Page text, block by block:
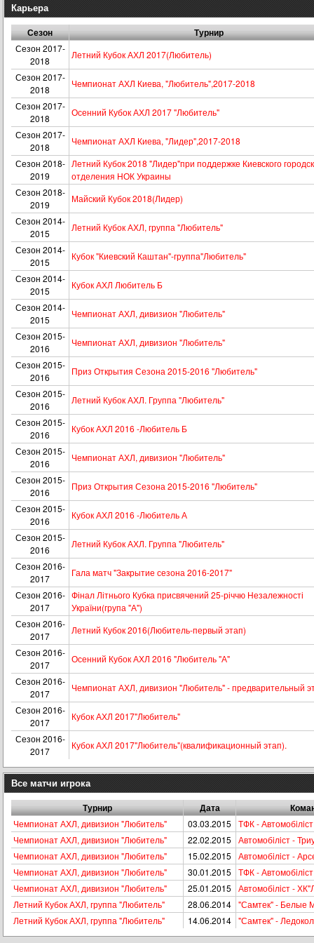
Карьера
Сезон Турнир
Сезон 2017-
2018
Летний Кубок АХЛ 2017(Любитель)
Сезон 2017-
2018
Чемпионат АХЛ Киева, "Любитель",2017-2018
Сезон 2017-
2018
Осенний Кубок АХЛ 2017 "Любитель"
Сезон 2017-
2018
Чемпионат АХЛ Киева, "Лидер",2017-2018
Сезон 2018-
2019
Летний Кубок 2018 "Лидер"при поддержке Киевского
отделения НОК Украины
Сезон 2018-
2019
Майский Кубок 2018(Лидер)
Сезон 2014-
2015
Летний Кубок АХЛ, группа "Любитель"
Сезон 2014-
2015
Кубок "Киевский Каштан"-группа"Любитель"
Сезон 2014-
2015
Кубок АХЛ Любитель Б
Сезон 2014-
2015
Чемпионат АХЛ, дивизион "Любитель"
Сезон 2015-
2016
Чемпионат АХЛ, дивизион "Любитель"
Сезон 2015-
2016
Приз Открытия Сезона 2015-2016 "Любитель"
Сезон 2015-
2016
Летний Кубок АХЛ. Группа "Любитель"
Сезон 2015-
2016
Кубок АХЛ 2016 -Любитель Б
Сезон 2015-
2016
Чемпионат АХЛ, дивизион "Любитель"
Сезон 2015-
2016
Приз Открытия Сезона 2015-2016 "Любитель"
Сезон 2015-
2016
Кубок АХЛ 2016 -Любитель А
Сезон 2015-
2016
Летний Кубок АХЛ. Группа "Любитель"
Сезон 2016-
2017
Гала матч "Закрытие сезона 2016-2017"
Сезон 2016-
2017
Фінал Літнього Кубка присвячений 25-річчю Незалежності
України(група "А")
Сезон 2016-
2017
Летний Кубок 2016(Любитель-первый этап)
Сезон 2016-
2017
Осенний Кубок АХЛ 2016 "Любитель "А"
Сезон 2016-
2017
Чемпионат АХЛ, дивизион "Любитель" - предварительный
Сезон 2016-
2017
Кубок АХЛ 2017"Любитель"
Сезон 2016-
2017
Кубок АХЛ 2017"Любитель"(квалификационный этап).
Все матчи игрока
Турнир Дата
Чемпионат АХЛ, дивизион "Любитель" 03.03.2015
ТФК - Автомобiлiст
Чемпионат АХЛ, дивизион "Любитель"
22.02.2015
Автомобiлiст -
Чемпионат АХЛ, дивизион "Любитель"
15.02.2015
Автомобiлiст -
Чемпионат АХЛ, дивизион "Любитель"
30.01.2015
ТФК - Автомобiлiст
Чемпионат АХЛ, дивизион "Любитель"
25.01.2015
Автомобiлiст -
Летний Кубок АХЛ, группа "Любитель"
28.06.2014 "Самтек" - Белые
Летний Кубок АХЛ, группа "Любитель"
14.06.2014 "Самтек" - Ледокол